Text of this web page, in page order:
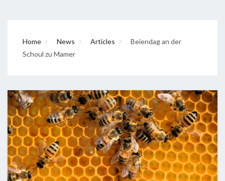
Home News Articles
Beiendag an der
Schoul zu Mamer